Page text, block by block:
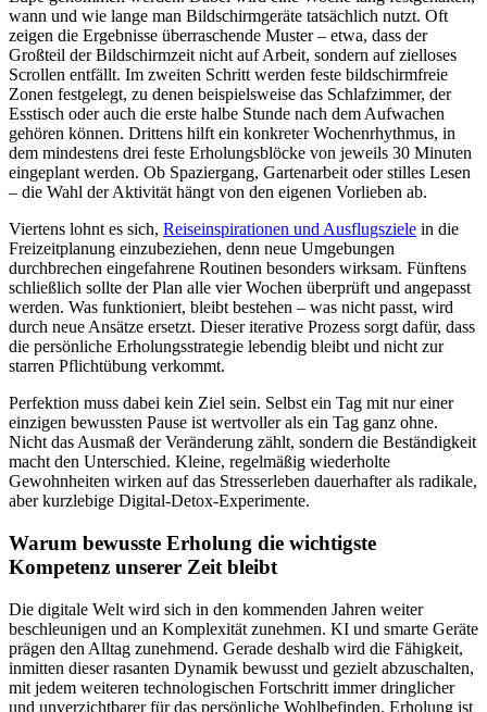
wann und wie lange man Bildschirmgeräte tatsächlich nutzt. Oft
zeigen die Ergebnisse überraschende Muster – etwa, dass der
Großteil der Bildschirmzeit nicht auf Arbeit, sondern auf zielloses
Scrollen entfällt. Im zweiten Schritt werden feste bildschirmfreie
Zonen festgelegt, zu denen beispielsweise das Schlafzimmer, der
Esstisch oder auch die erste halbe Stunde nach dem Aufwachen
gehören können. Drittens hilft ein konkreter Wochenrhythmus, in
dem mindestens drei feste Erholungsblöcke von jeweils 30 Minuten
eingeplant werden. Ob Spaziergang, Gartenarbeit oder stilles Lesen
– die Wahl der Aktivität hängt von den eigenen Vorlieben ab.
Viertens lohnt es sich, Reiseinspirationen und Ausflugsziele in die
Freizeitplanung einzubeziehen, denn neue Umgebungen
durchbrechen eingefahrene Routinen besonders wirksam. Fünftens
schließlich sollte der Plan alle vier Wochen überprüft und angepasst
werden. Was funktioniert, bleibt bestehen – was nicht passt, wird
durch neue Ansätze ersetzt. Dieser iterative Prozess sorgt dafür, dass
die persönliche Erholungsstrategie lebendig bleibt und nicht zur
starren Pflichtübung verkommt.
Perfektion muss dabei kein Ziel sein. Selbst ein Tag mit nur einer
einzigen bewussten Pause ist wertvoller als ein Tag ganz ohne.
Nicht das Ausmaß der Veränderung zählt, sondern die Beständigkeit
macht den Unterschied. Kleine, regelmäßig wiederholte
Gewohnheiten wirken auf das Stresserleben dauerhafter als radikale,
aber kurzlebige Digital-Detox-Experimente.
Warum bewusste Erholung die wichtigste
Kompetenz unserer Zeit bleibt
Die digitale Welt wird sich in den kommenden Jahren weiter
beschleunigen und an Komplexität zunehmen. KI und smarte Geräte
prägen den Alltag zunehmend. Gerade deshalb wird die Fähigkeit,
inmitten dieser rasanten Dynamik bewusst und gezielt abzuschalten,
mit jedem weiteren technologischen Fortschritt immer dringlicher
und unverzichtbarer für das persönliche Wohlbefinden. Erholung ist